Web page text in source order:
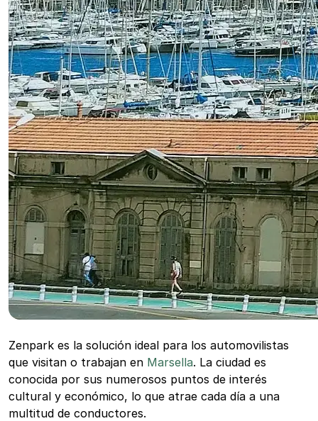
Zenpark es la solución ideal para los automovilistas
que visitan o trabajan en Marsella. La ciudad es
conocida por sus numerosos puntos de interés
cultural y económico, lo que atrae cada día a una
multitud de conductores.